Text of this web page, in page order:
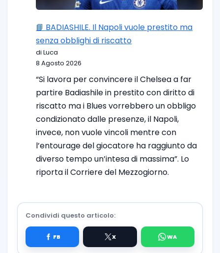
📘 BADIASHILE. Il Napoli vuole prestito ma
senza obblighi di riscatto
di Luca
8 Agosto 2026
“Si lavora per convincere il Chelsea a far
partire Badiashile in prestito con diritto di
riscatto ma i Blues vorrebbero un obbligo
condizionato dalle presenze, il Napoli,
invece, non vuole vincoli mentre con
l’entourage del giocatore ha raggiunto da
diverso tempo un’intesa di massima”. Lo
riporta il Corriere del Mezzogiorno.
Condividi questo articolo: